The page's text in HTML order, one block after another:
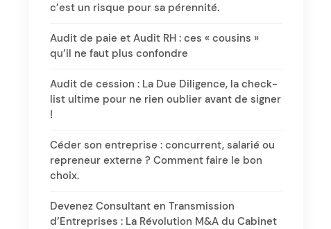
c’est un risque pour sa pérennité.
Audit de paie et Audit RH : ces « cousins »
qu’il ne faut plus confondre
Audit de cession : La Due Diligence, la check-
list ultime pour ne rien oublier avant de signer
!
Céder son entreprise : concurrent, salarié ou
repreneur externe ? Comment faire le bon
choix.
Devenez Consultant en Transmission
d’Entreprises : La Révolution M&A du Cabinet